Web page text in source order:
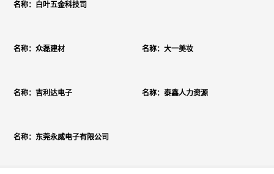
名称：白叶五金科技司
名称：众磊建材 名称：大一美妆
名称：吉利达电子 名称：泰鑫人力资源
名称：东莞永威电子有限公司